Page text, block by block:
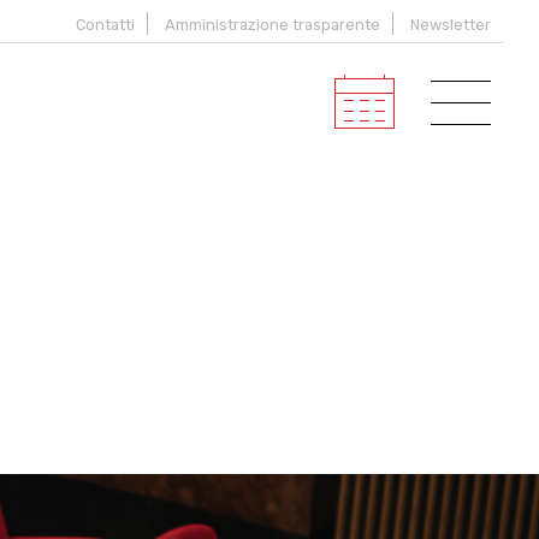
Contatti Amministrazione trasparente Newsletter